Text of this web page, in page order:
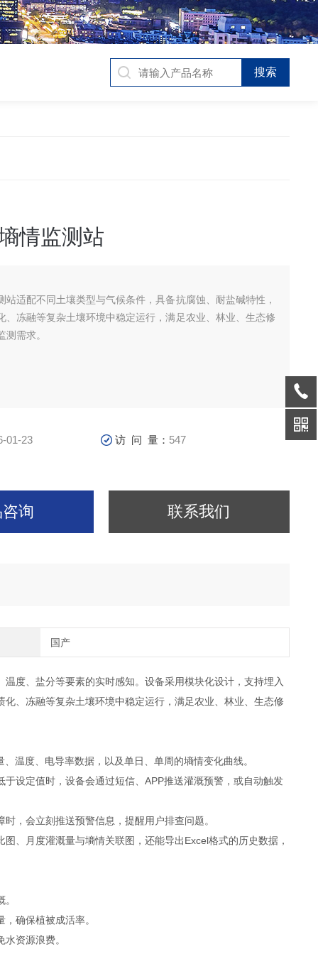
情监测站
站适配不同土壤类型与气候条件，具备抗腐蚀、耐盐碱特性，
、冻融等复杂土壤环境中稳定运行，满足农业、林业、生态修
测需求。
01-23 访 问 量： 547
询 联系我们
国产
度、盐分等要素的实时感知。设备采用模块化设计，支持埋入
、冻融等复杂土壤环境中稳定运行，满足农业、林业、生态修
度、电导率数据，以及单日、单周的墒情变化曲线。
设定值时，设备会通过短信、APP推送灌溉预警，或自动触发
，会立刻推送预警信息，提醒用户排查问题。
月度灌溉量与墒情关联图，还能导出Excel格式的历史数据，
确保植被成活率。
资源浪费。